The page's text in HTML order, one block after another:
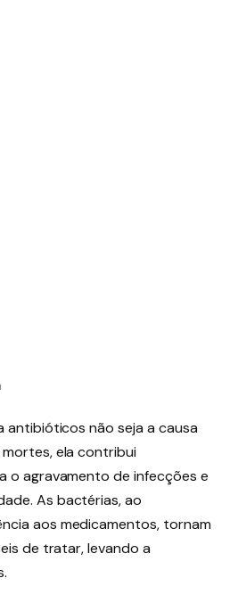
antibióticos não seja a causa
ela contribui
o agravamento de infecções e
As bactérias, ao
aos medicamentos, tornam
de tratar, levando a